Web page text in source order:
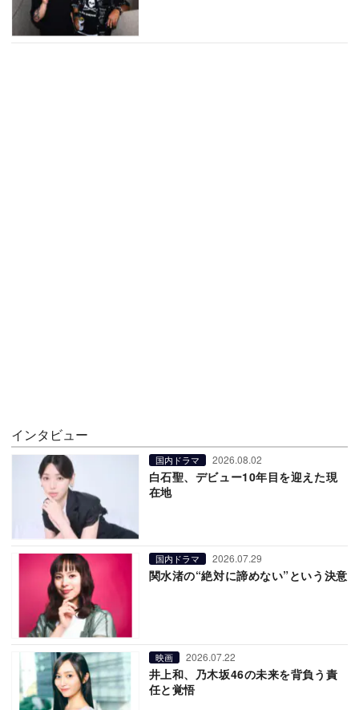
インタビュー
国内ドラマ 2026.08.02
白石聖、デビュー10年目を迎えた現
在地
国内ドラマ 2026.07.29
関水渚の“絶対に諦めない”という決意
映画 2026.07.22
井上和、乃木坂46の未来を背負う責
任と覚悟